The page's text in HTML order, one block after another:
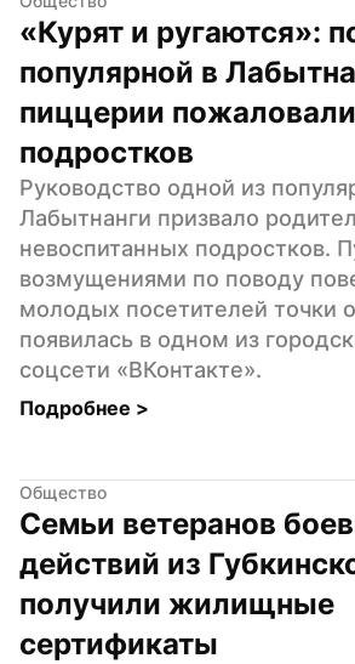
«Курят и ругаются»:
популярной в
пиццерии
подростков
Руководство одной из
Лабытнанги призвало
невоспитанных подростков.
возмущениями по поводу
молодых посетителей точки
появилась в одном из
соцсети «ВКонтакте».
Подробнее >
Общество
Семьи ветеранов
действий из
получили жилищные
сертификаты